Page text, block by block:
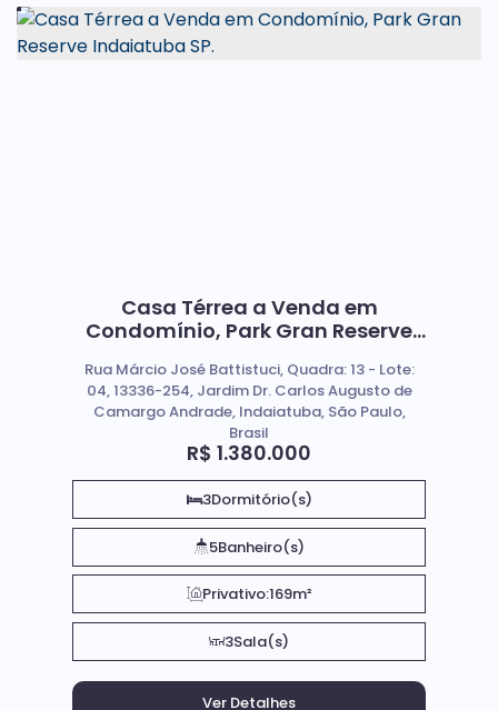
Casa Térrea a Venda em
Condomínio, Park Gran Reserve
R$ 1.380.000
Rua Márcio José Battistuci, Quadra: 13 - Lote:
04, 13336-254, Jardim Dr. Carlos Augusto de
Camargo Andrade, Indaiatuba, São Paulo,
Brasil
3Dormitório(s)
5Banheiro(s)
Privativo:169m²
3Sala(s)